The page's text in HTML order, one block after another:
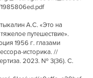
А.С. «Это на
путешествие».
1956 г. глазами
историка. //
2023. № 3(36). С.